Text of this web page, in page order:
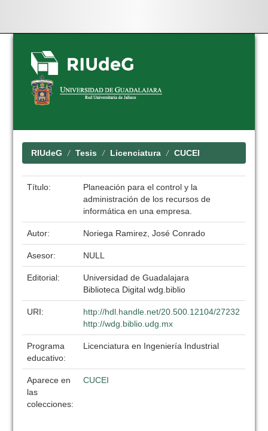
Skip
navigation
RIUdeG Tesis Licenciatura CUCEI
Título:
Planeación para el control y la
administración de los recursos de
informática en una empresa.
Autor: Noriega Ramirez, José Conrado
Asesor: NULL
Editorial:
Universidad de Guadalajara
Biblioteca Digital wdg.biblio
URI:
http://hdl.handle.net/20.500.12104/27232
http://wdg.biblio.udg.mx
Programa
educativo:
Licenciatura en Ingeniería Industrial
Aparece en
las
colecciones:
CUCEI